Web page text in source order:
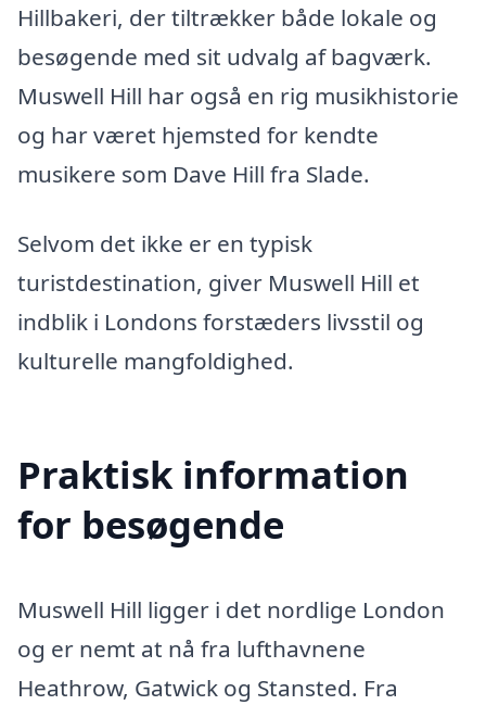
Hillbakeri, der tiltrækker både lokale og
besøgende med sit udvalg af bagværk.
Muswell Hill har også en rig musikhistorie
og har været hjemsted for kendte
musikere som Dave Hill fra Slade.
Selvom det ikke er en typisk
turistdestination, giver Muswell Hill et
indblik i Londons forstæders livsstil og
kulturelle mangfoldighed.
Praktisk information
for besøgende
Muswell Hill ligger i det nordlige London
og er nemt at nå fra lufthavnene
Heathrow, Gatwick og Stansted. Fra